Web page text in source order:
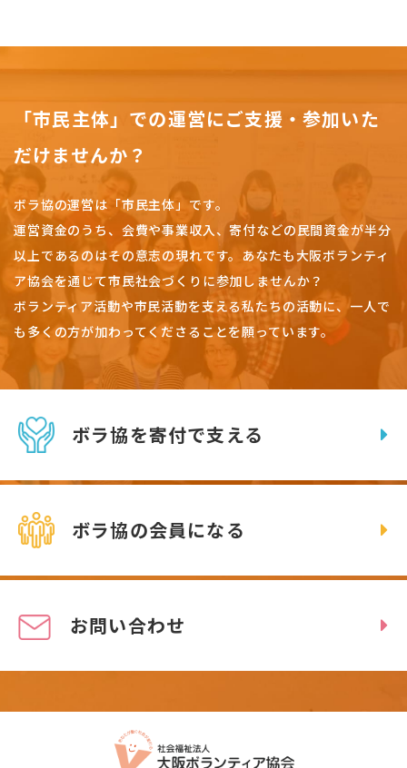
「市民主体」での運営にご支援・参加いた
だけませんか？
ボラ協の運営は「市民主体」です。
運営資金のうち、会費や事業収入、寄付などの民間資金が半分
以上であるのはその意志の現れです。 あなたも大阪ボランティ
ア協会を通じて市民社会づくりに参加しませんか？
ボランティア活動や市民活動を支える私たちの活動に、一人で
も多くの方が加わってくださることを願っています。
ボラ協を寄付で支える
ボラ協の会員になる
お問い合わせ